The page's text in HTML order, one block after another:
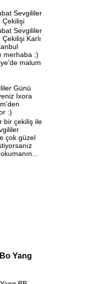
Sevgililer
Çekilişi
Sevgililer
Karlı
merhaba :)
malum
Günü
Ixora
:)
bir çekiliş ile
çok güzel
Yang